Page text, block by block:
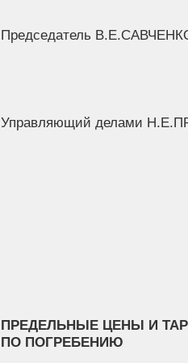
Председатель
Управляющий делами
ПРЕДЕЛЬНЫЕ ЦЕНЫ И
ПО ПОГРЕБЕНИЮ